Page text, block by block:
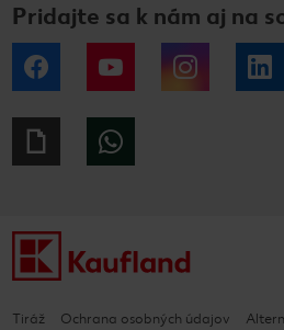
Pridajte sa k nám aj na
Facebook YouTube Instagram
Giphy
Tiráž Ochrana osobných údajov